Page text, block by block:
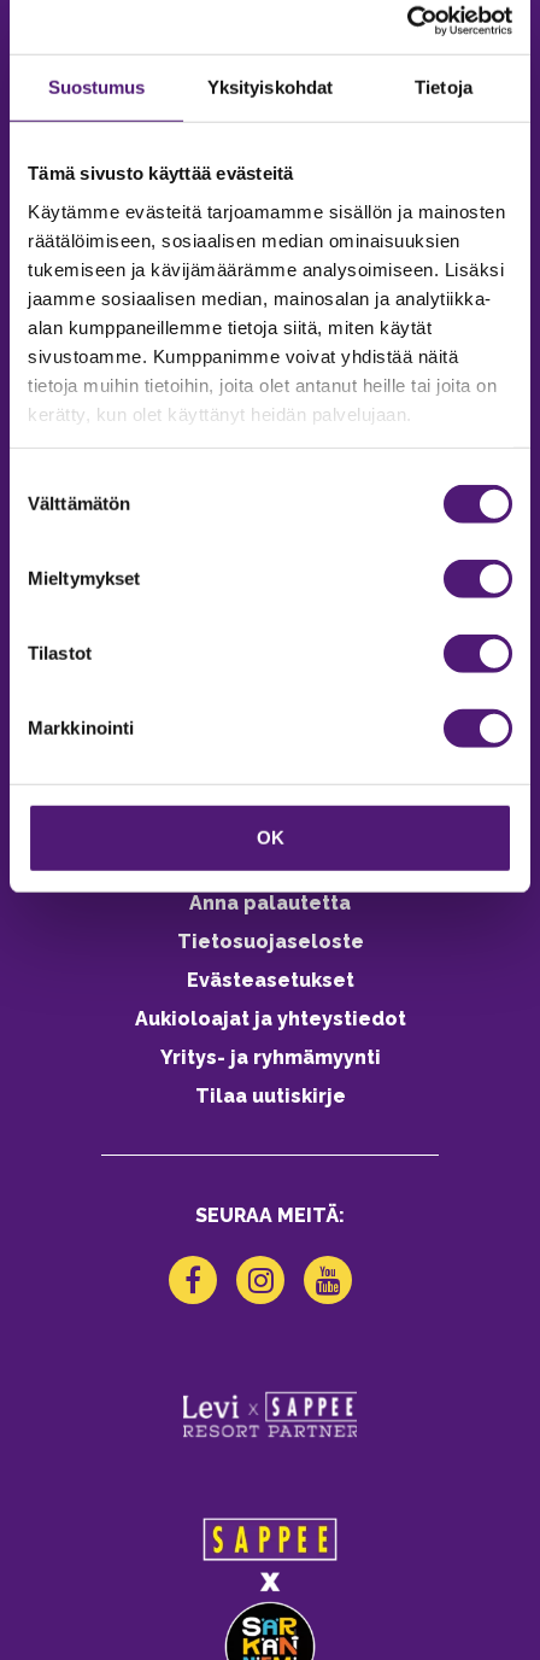
Suostumus Yksityiskohdat Tietoja
Tämä sivusto käyttää evästeitä
Käytämme evästeitä tarjoamamme sisällön ja mainosten
räätälöimiseen, sosiaalisen median ominaisuuksien
tukemiseen ja kävijämäärämme analysoimiseen. Lisäksi
jaamme sosiaalisen median, mainosalan ja analytiikka-
alan kumppaneillemme tietoja siitä, miten käytät
sivustoamme. Kumppanimme voivat yhdistää näitä
tietoja muihin tietoihin, joita olet antanut heille tai joita on
kerätty, kun olet käyttänyt heidän palvelujaan.
valinta
Välttämätön
Mieltymykset
Tilastot
Markkinointi
OK
MAJOITUS
Tiedustelut & Varaukset
Vastuullisuus
Ympäristöohjelma
Avoimet työpaikat
Anna palautetta
Tietosuojaseloste
Evästeasetukset
Aukioloajat ja yhteystiedot
Yritys- ja ryhmämyynti
Tilaa uutiskirje
SEURAA MEITÄ: